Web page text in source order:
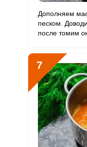
Дополняем
песком.
после томим
7